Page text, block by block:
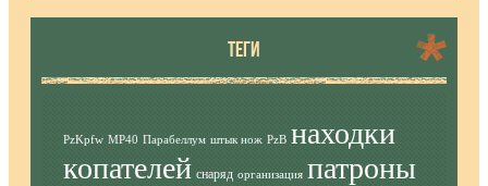
ТЕГИ
PzKpfw MP40 Парабеллум штык нож PzB находки
копателей снаряд организация патроны